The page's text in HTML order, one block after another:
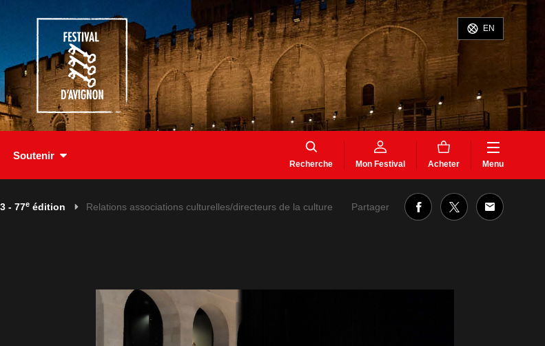
EN
Soutenir
Recherche Mon Festival Acheter Menu
- 77e édition Relations associations culturelles/directeurs de la culture Partager